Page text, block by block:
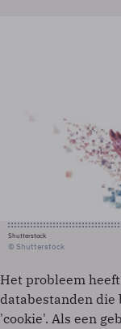
Shutterstock
© Shutterstock
Het probleem
databestanden die
'cookie'. Als een